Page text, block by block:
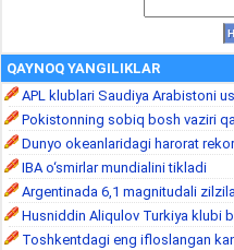
QAYNOQ YANGILIKLAR
APL klublari Saudiya Arabistoni
Pokistonning sobiq bosh vaziri
Dunyo okeanlaridagi harorat
IBA o‘smirlar mundialini tikladi
Argentinada 6,1 magnitudali
Husniddin Aliqulov Turkiya klubi
Toshkentdagi eng ifloslangan